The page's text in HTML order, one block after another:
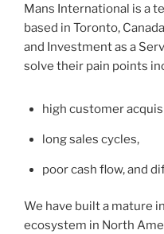
Mans International is a
based in Toronto,
and Investment as a
solve their pain points
high customer
long sales cycles,
poor cash flow, and
We have built a mature
ecosystem in North